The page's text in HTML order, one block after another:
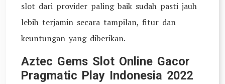
slot dari provider paling baik sudah pasti jauh
lebih terjamin secara tampilan, fitur dan
keuntungan yang diberikan.
Aztec Gems Slot Online Gacor
Pragmatic Play Indonesia 2022